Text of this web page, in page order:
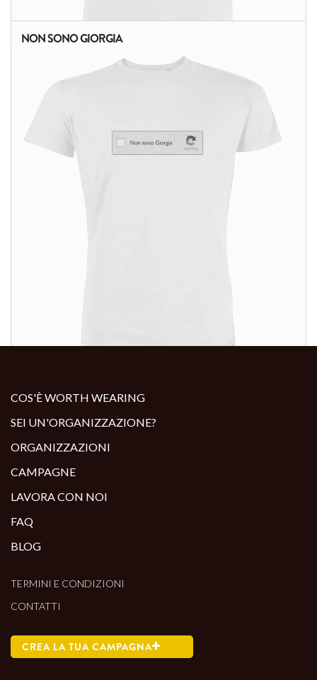
ALTRI PRODOTTI:
NON SONO GIORGIA
COS'È WORTH WEARING
SEI UN'ORGANIZZAZIONE?
ORGANIZZAZIONI
CAMPAGNE
LAVORA CON NOI
FAQ
BLOG
TERMINI E CONDIZIONI
CONTATTI
CREA LA TUA CAMPAGNA